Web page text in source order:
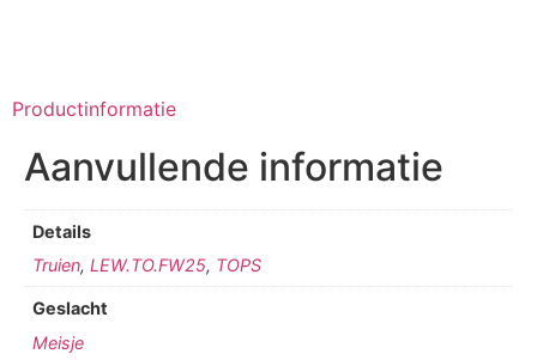
Productinformatie
Aanvullende informatie
Details
Truien,LEW.TO.FW25, TOPS
Geslacht
Meisje